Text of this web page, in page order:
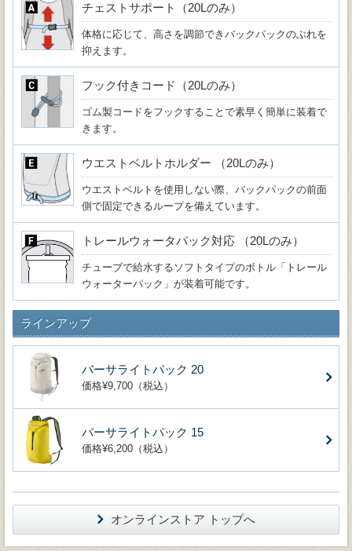
チェストサポート（20Lのみ）
体格に応じて、高さを調節できバックパックのぶれを
抑えます。
フック付きコード（20Lのみ）
ゴム製コードをフックすることで素早く簡単に装着で
きます。
ウエストベルトホルダー （20Lのみ）
ウエストベルトを使用しない際、バックパックの前面
側で固定できるループを備えています。
トレールウォータパック対応 （20Lのみ）
チューブで給水するソフトタイプのボトル「トレール
ウォーターパック」が装着可能です。
ラインアップ
バーサライトパック 20
価格¥9,700（税込）
バーサライトパック 15
価格¥6,200（税込）
オンラインストア トップへ